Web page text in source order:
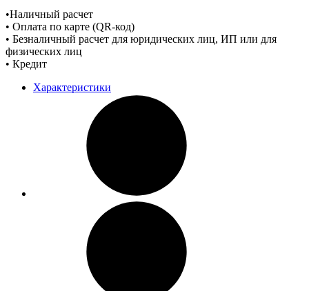
•Наличный расчет
• Оплата по карте (QR-код)
• Безналичный расчет для юридических лиц, ИП или для
физических лиц
• Кредит
Характеристики